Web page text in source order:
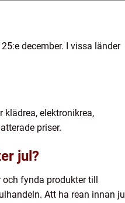
december. I vissa länder
klädrea, elektronikrea,
priser.
jul?
fynda produkter till
Att ha rean innan jul